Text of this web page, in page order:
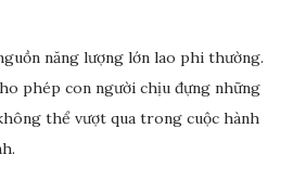
năng lượng lớn lao phi thường.
phép con người chịu đựng những
thể vượt qua trong cuộc hành